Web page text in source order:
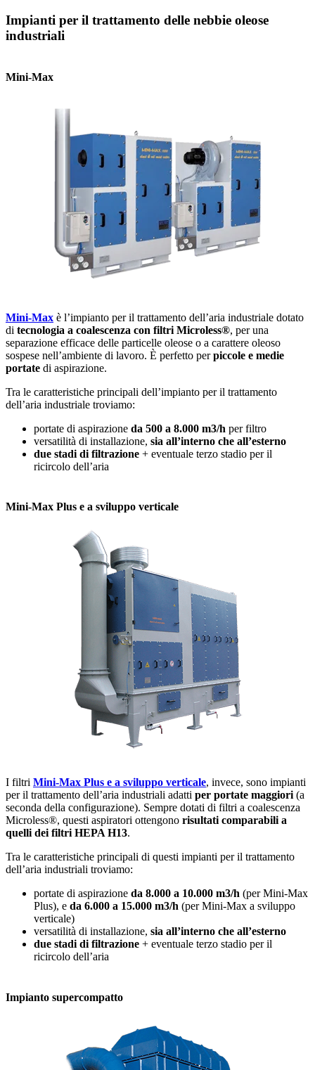
Impianti per il trattamento delle nebbie oleose
industriali
Mini-Max
Mini-Max è l’impianto per il trattamento dell’aria industriale dotato
di tecnologia a coalescenza con filtri Microless®, per una
separazione efficace delle particelle oleose o a carattere oleoso
sospese nell’ambiente di lavoro. È perfetto perpiccole e medie
portate di aspirazione.
Tra le caratteristiche principali dell’impianto per il trattamento
dell’aria industriale troviamo:
portate di aspirazione da 500 a 8.000 m3/h per filtro
versatilità di installazione, sia all’interno che all’esterno
due stadi di filtrazione + eventuale terzo stadio per il
ricircolo dell’aria
Mini-Max Plus e a sviluppo verticale
I filtri Mini-Max Plus e a sviluppo verticale, invece, sono impianti
per il trattamento dell’aria industriali adatti per portate maggiori (a
seconda della configurazione). Sempre dotati di filtri a coalescenza
Microless®, questi aspiratori ottengono risultati comparabili a
quelli dei filtri HEPA H13.
Tra le caratteristiche principali di questi impianti per il trattamento
dell’aria industriali troviamo:
portate di aspirazione da 8.000 a 10.000 m3/h (per Mini-Max
Plus), e da 6.000 a 15.000 m3/h (per Mini-Max a sviluppo
verticale)
versatilità di installazione, sia all’interno che all’esterno
due stadi di filtrazione + eventuale terzo stadio per il
ricircolo dell’aria
Impianto supercompatto